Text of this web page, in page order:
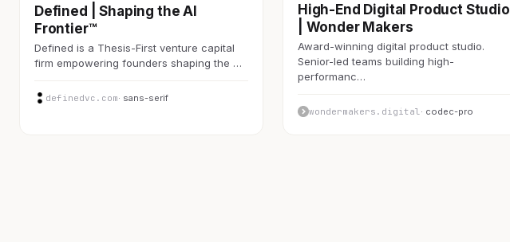
Defined | Shaping the AI
Frontier™
Defined is a Thesis-First venture capital
firm empowering founders shaping the …
definedvc.com· sans-serif
High-End Digital Product Studio
| Wonder Makers
Award-winning digital product studio.
Senior-led teams building high-
performanc…
wondermakers.digital · codec-pro